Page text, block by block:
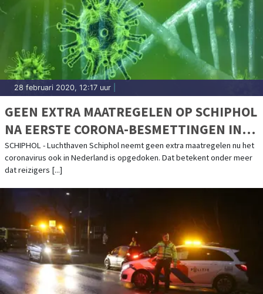
28 februari 2020, 12:17 uur
GEEN EXTRA MAATREGELEN OP SCHIPHOL
NA EERSTE CORONA-BESMETTINGEN IN
NEDERLAND
SCHIPHOL - Luchthaven Schiphol neemt geen extra maatregelen nu het
coronavirus ook in Nederland is opgedoken. Dat betekent onder meer
dat reizigers [...]